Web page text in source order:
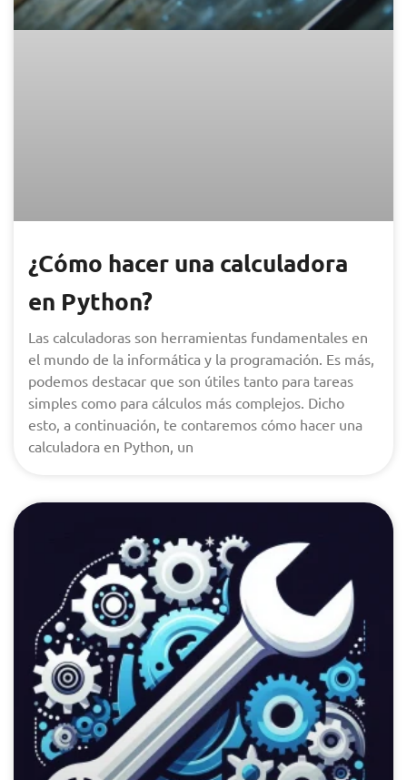
¿Cómo hacer una calculadora
en Python?
Las calculadoras son herramientas fundamentales en
el mundo de la informática y la programación. Es más,
podemos destacar que son útiles tanto para tareas
simples como para cálculos más complejos. Dicho
esto, a continuación, te contaremos cómo hacer una
calculadora en Python, un